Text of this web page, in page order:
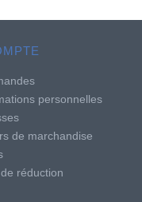
personnelles
de marchandise
réduction